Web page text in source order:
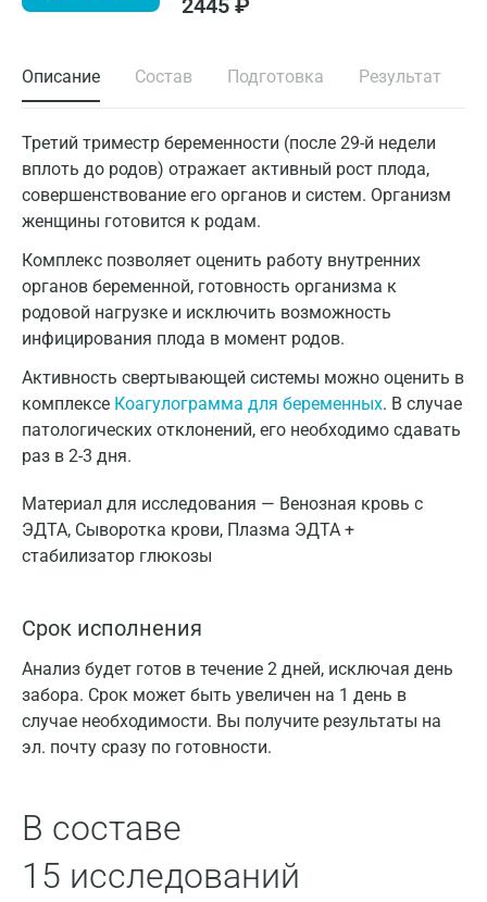
2445 ₽
Описание Состав Подготовка Результат
Третий триместр беременности (после 29-й недели
вплоть до родов) отражает активный рост плода,
совершенствование его органов и систем. Организм
женщины готовится к родам.
Комплекс позволяет оценить работу внутренних
органов беременной, готовность организма к
родовой нагрузке и исключить возможность
инфицирования плода в момент родов.
Активность свертывающей системы можно оценить в
комплексе Коагулограмма для беременных. В случае
патологических отклонений, его необходимо сдавать
раз в 2-3 дня.
Материал для исследования — Венозная кровь с
ЭДТА, Сыворотка крови, Плазма ЭДТА +
стабилизатор глюкозы
Срок исполнения
Анализ будет готов в течение 2 дней, исключая день
забора. Срок может быть увеличен на 1 день в
случае необходимости. Вы получите результаты на
эл. почту сразу по готовности.
В составе
15 исследований